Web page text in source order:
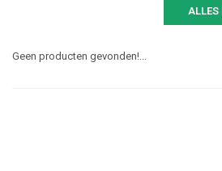
ALLES
Geen producten gevonden!...